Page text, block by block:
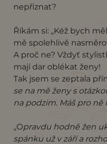
nepřiznat?
Říkám si: „Kéž bych
mě spolehlivě
A proč ne? Vždyť
mají dar oblékat ženy!
Tak jsem se zeptala
se na mě ženy s
na podzim. Máš pro ně
„Opravdu hodně žen
spánku už v září a